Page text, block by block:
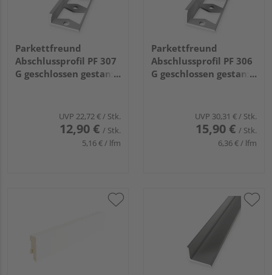
Parkettfreund
Abschlussprofil PF 307
G geschlossen gestanzt
UVP 22,72 € / Stk.
12,90 € / Stk.
5,16 € / lfm
Parkettfreund
Abschlussprofil PF 306
G geschlossen gestanzt
eloxiert silber
UVP 30,31 € / Stk.
15,90 € / Stk.
6,36 € / lfm